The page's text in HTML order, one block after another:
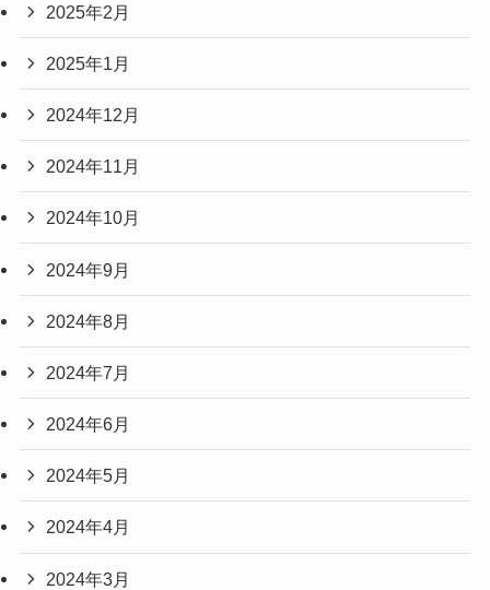
2025年2月
2025年1月
2024年12月
2024年11月
2024年10月
2024年9月
2024年8月
2024年7月
2024年6月
2024年5月
2024年4月
2024年3月